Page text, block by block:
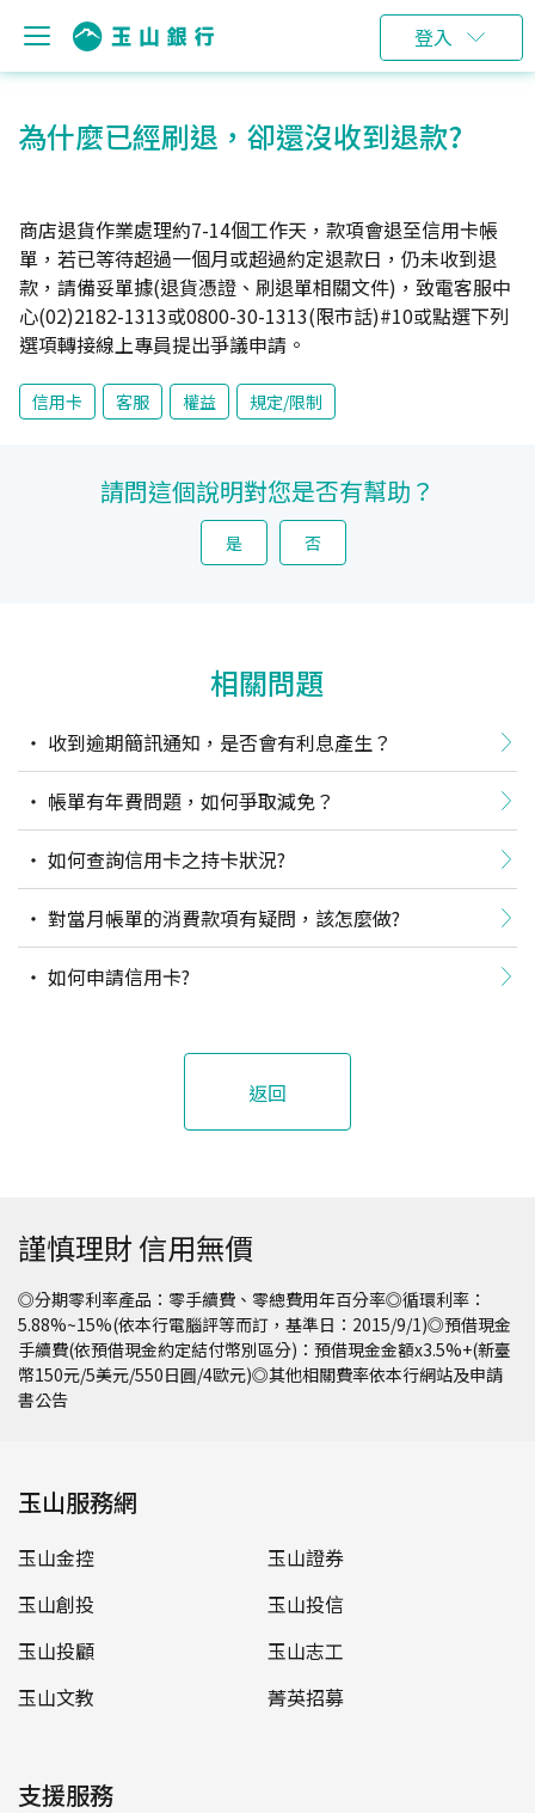
登入
為什麼已經刷退，卻還沒收到退款?
商店退貨作業處理約7-14個工作天，款項會退至信用卡帳
單，若已等待超過一個月或超過約定退款日，仍未收到退
款，請備妥單據(退貨憑證、刷退單相關文件)，致電客服中
心(02)2182-1313或0800-30-1313(限市話)#10或點選下列
選項轉接線上專員提出爭議申請。
信用卡 客服 權益 規定/限制
請問這個說明對您是否有幫助？
是 否
相關問題
收到逾期簡訊通知，是否會有利息產生？
帳單有年費問題，如何爭取減免？
如何查詢信用卡之持卡狀況?
對當月帳單的消費款項有疑問，該怎麼做?
如何申請信用卡?
返回
謹慎理財 信用無價
◎分期零利率產品：零手續費、零總費用年百分率◎循環利率：
5.88%~15%(依本行電腦評等而訂，基準日：2015/9/1)◎預借現金
手續費(依預借現金約定結付幣別區分)：預借現金金額x3.5%+(新臺
幣150元/5美元/550日圓/4歐元)◎其他相關費率依本行網站及申請
書公告
玉山服務網
玉山金控
玉山證券
玉山創投
玉山投信
玉山投顧
玉山志工
玉山文教
菁英招募
支援服務